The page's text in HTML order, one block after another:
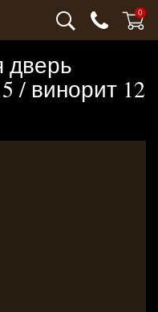
0
дверь
/ винорит 12